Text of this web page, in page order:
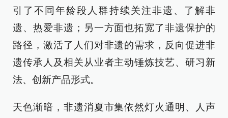
引了不同年龄段人群持续关注非遗、了解非
遗、热爱非遗；另一方面也拓宽了非遗保护的
路径，激活了人们对非遗的需求，反向促进非
遗传承人及相关从业者主动锤炼技艺、研习新
法、创新产品形式。
天色渐暗，非遗消夏市集依然灯火通明、人声